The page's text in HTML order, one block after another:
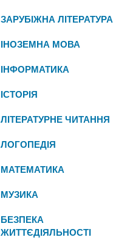
ЗАРУБІЖНА ЛІТЕРАТУРА
ІНОЗЕМНА МОВА
ІНФОРМАТИКА
ІСТОРІЯ
ЛІТЕРАТУРНЕ ЧИТАННЯ
ЛОГОПЕДІЯ
МАТЕМАТИКА
МУЗИКА
БЕЗПЕКА
ЖИТТЄДІЯЛЬНОСТІ